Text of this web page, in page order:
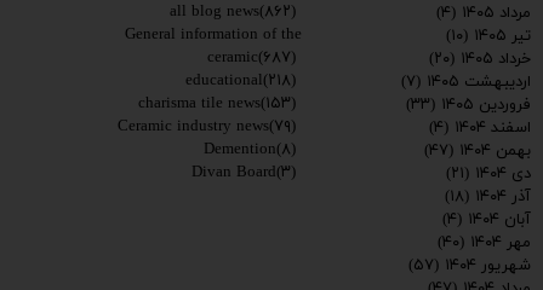
all blog news(۸۶۲)
General information of the
ceramic(۶۸۷)
educational(۲۱۸)
charisma tile news(۱۵۳)
Ceramic industry news(۷۹)
Demention(۸)
Divan Board(۳)
مرداد ۱۴۰۵
(۴)
تیر ۱۴۰۵
(۱۰)
خرداد ۱۴۰۵
(۲۰)
اردیبهشت ۱۴۰۵
(۷)
فروردین ۱۴۰۵
(۳۳)
اسفند ۱۴۰۴
(۴)
بهمن ۱۴۰۴
(۴۷)
دی ۱۴۰۴
(۲۱)
آذر ۱۴۰۴
(۱۸)
آبان ۱۴۰۴
(۴)
مهر ۱۴۰۴
(۴۰)
شهریور ۱۴۰۴
(۵۷)